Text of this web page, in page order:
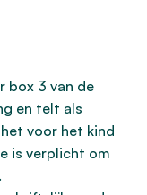
box 3 van de
en telt als
voor het kind
is verplicht om